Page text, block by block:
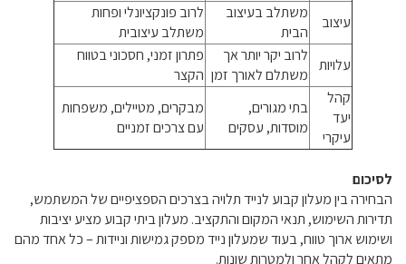
עיצוב
משתלב בעיצוב
הבית
ל רוב פונקציונלי ופחות
משתלב עיצובית
עלויות
לרוב יקר יותר אך
משתלם לאורך זמן
פתרון זמני, חסכוני בטווח
הקצר
קהל
יעד
עיקרי
בתי מגורים,
מוסדות, עסקים
מבקרים, מטיילים, משפחות
עם צרכים זמניים
לסיכום
הבחירה בין מעלון קבוע לנייד תלויה בצרכים הספציפיים של המשתמש,
תדירות השימוש, תנאי המקום והתקציב. מעלון ביתי קבוע מציע יציבות
ושימוש ארוך טווח, בעוד שמעלון נייד מספק גמישות וניידות – כל אחד מהם
מתאים לקהל אחר ולמטרות שונות.